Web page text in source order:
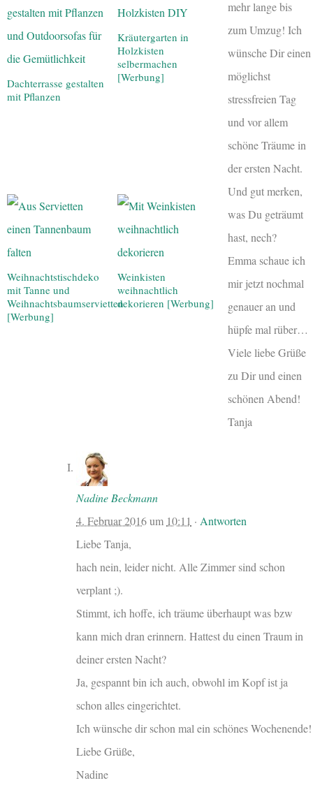
Dachterrasse gestalten
mit Pflanzen
Kräutergarten in
Holzkisten
selbermachen
[Werbung]
Weihnachtstischdeko
mit Tanne und
Weihnachtsbaumservietten
[Werbung]
Weinkisten
weihnachtlich
dekorieren [Werbung]
mehr lange bis
zum Umzug! Ich
wünsche Dir einen
möglichst
stressfreien Tag
und vor allem
schöne Träume in
der ersten Nacht.
Und gut merken,
was Du geträumt
hast, nech?
Emma schaue ich
mir jetzt nochmal
genauer an und
hüpfe mal rüber…
Viele liebe Grüße
zu Dir und einen
schönen Abend!
Tanja
Nadine Beckmann
4. Februar 2016um 10:11 · Antworten
Liebe Tanja,
hach nein, leider nicht. Alle Zimmer sind schon
verplant ;).
Stimmt, ich hoffe, ich träume überhaupt was bzw
kann mich dran erinnern. Hattest du einen Traum in
deiner ersten Nacht?
Ja, gespannt bin ich auch, obwohl im Kopf ist ja
schon alles eingerichtet.
Ich wünsche dir schon mal ein schönes Wochenende!
Liebe Grüße,
Nadine